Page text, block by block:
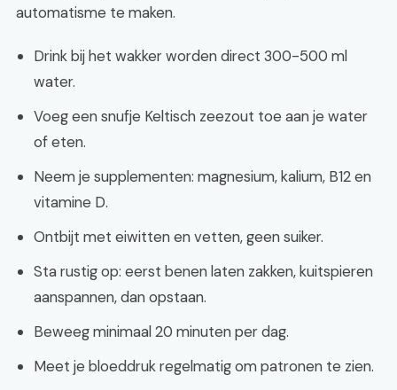
automatisme te maken.
Drink bij het wakker worden direct 300-500 ml
water.
Voeg een snufje Keltisch zeezout toe aan je water
of eten.
Neem je supplementen: magnesium, kalium, B12 en
vitamine D.
Ontbijt met eiwitten en vetten, geen suiker.
Sta rustig op: eerst benen laten zakken, kuitspieren
aanspannen, dan opstaan.
Beweeg minimaal 20 minuten per dag.
Meet je bloeddruk regelmatig om patronen te zien.